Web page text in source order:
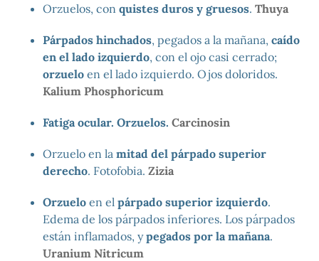
Orzuelos, con quistes duros y gruesos. Thuya
Párpados hinchados, pegados a la mañana, caído
en el lado izquierdo, con el ojo casi cerrado;
orzuelo en el lado izquierdo. Ojos doloridos.
Kalium Phosphoricum
Fatiga ocular. Orzuelos. Carcinosin
Orzuelo en la mitad del párpado superior
derecho. Fotofobia. Zizia
Orzuelo en el párpado superior izquierdo.
Edema de los párpados inferiores. Los párpados
están inflamados, ypegados por la mañana.
Uranium Nitricum